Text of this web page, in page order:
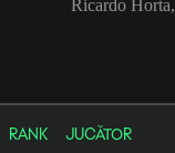
Ricardo
RANK JUCĂTOR